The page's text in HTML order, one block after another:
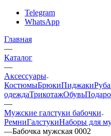
Telegram
WhatsApp
Главная
—
Каталог
—
Аксессуары
КостюмыБрюкиПиджаки
одеждаТрикотажОбувь
—
Мужские галстуки бабочки
РемниГалстукиНаборы для
—Бабочка мужская 0002